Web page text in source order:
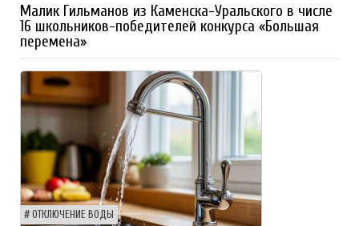
Малик Гильманов из Каменска-Уральского в числе
16 школьников-победителей конкурса «Большая
перемена»
ОТКЛЮЧЕНИЕ ВОДЫ